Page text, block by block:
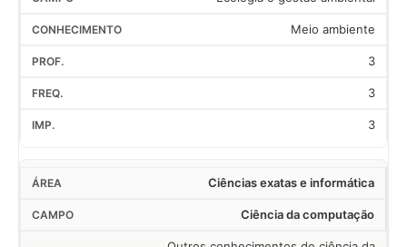
Meio ambiente
3
3
3
Ciências exatas e informática
Ciência da computação